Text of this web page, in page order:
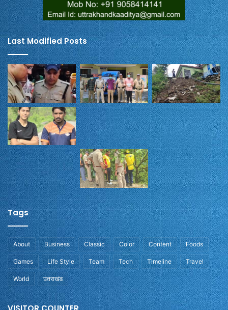
Last Modified Posts
Tags
About Business Classic Color Content Foods
Games Life Style Team Tech Timeline Travel
World उतराखंड